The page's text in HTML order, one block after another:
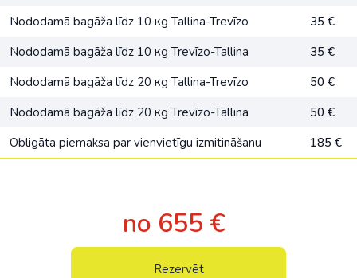
Nododamā bagāža līdz 10 кg Tallina-Trevīzo
35 €
Nododamā bagāža līdz 10 кg Trevīzo-Tallina
35 €
Nododamā bagāža līdz 20 кg Tallina-Trevīzo
50 €
Nododamā bagāža līdz 20 кg Trevīzo-Tallina
50 €
Obligāta piemaksa par vienvietīgu izmitināšanu
185 €
no 655 €
Rezervēt